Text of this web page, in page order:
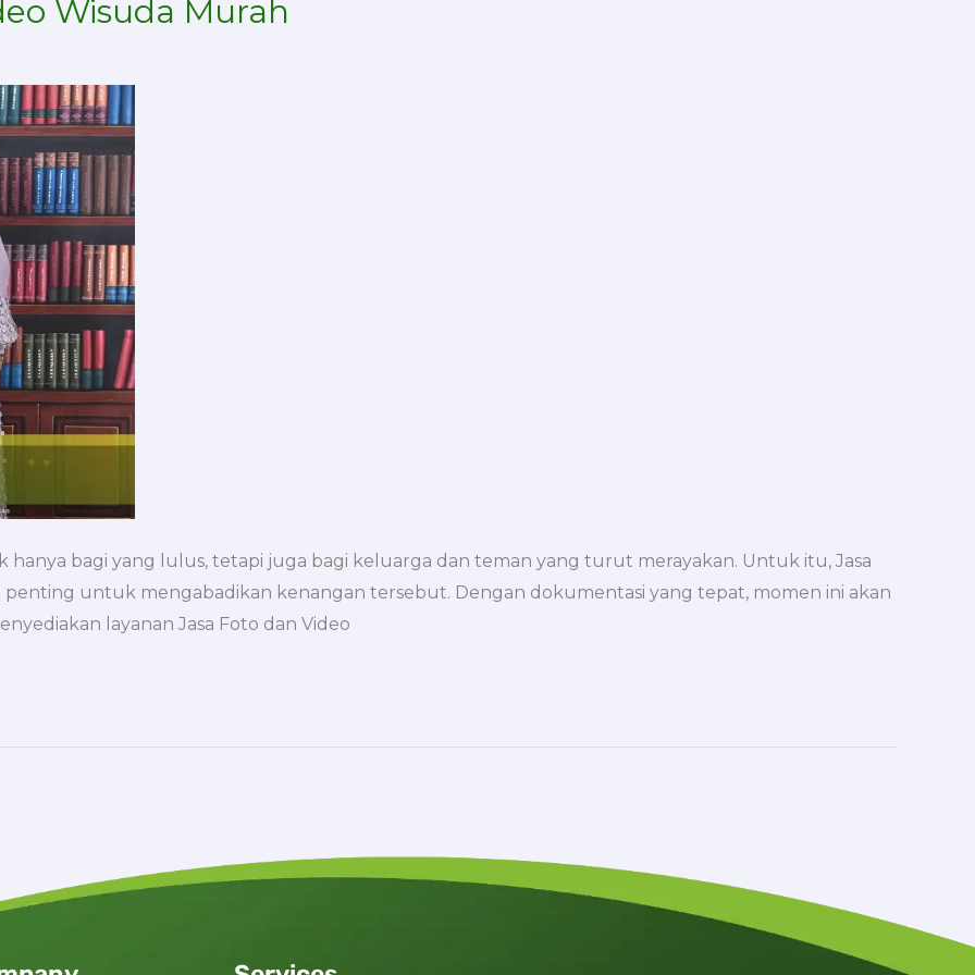
Wisuda Murah
hanya bagi yang lulus, tetapi juga bagi keluarga dan teman yang turut merayakan. Untuk itu, Jasa
penting untuk mengabadikan kenangan tersebut. Dengan dokumentasi yang tepat, momen ini akan
layanan Jasa Foto dan Video